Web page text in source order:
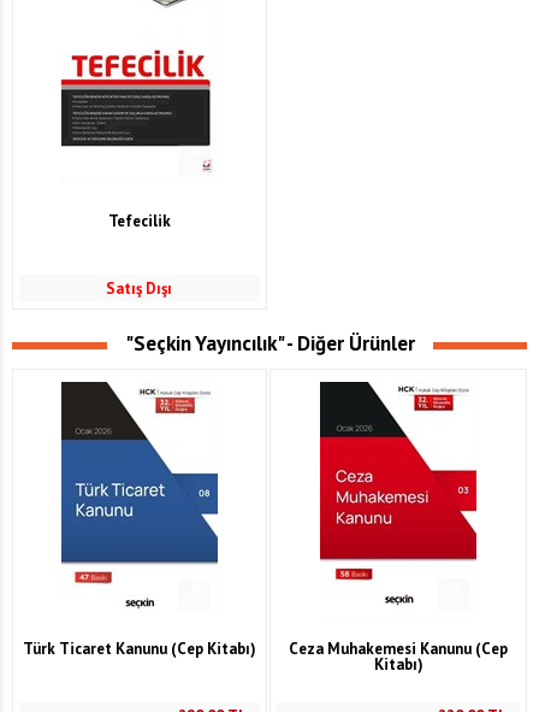
Tefecilik
Satış Dışı
"Seçkin Yayıncılık" - Diğer Ürünler
Türk Ticaret Kanunu (Cep Kitabı) Ceza Muhakemesi Kanunu (Cep
Kitabı)